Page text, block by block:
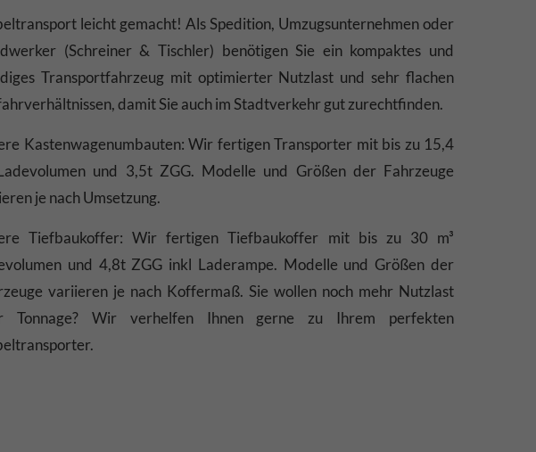
leicht gemacht! Als Spedition, Umzugsunternehmen oder
(Schreiner & Tischler) benötigen Sie ein kompaktes und
Transportfahrzeug mit optimierter Nutzlast und sehr flachen
damit Sie auch im Stadtverkehr gut zurechtfinden.
Kastenwagenumbauten: Wir fertigen Transporter mit bis zu 15,4
und 3,5t ZGG. Modelle und Größen der Fahrzeuge
je nach Umsetzung.
Tiefbaukoffer: Wir fertigen Tiefbaukoffer mit bis zu 30 m³
und 4,8t ZGG inkl Laderampe. Modelle und Größen der
variieren je nach Koffermaß. Sie wollen noch mehr Nutzlast
Tonnage? Wir verhelfen Ihnen gerne zu Ihrem perfekten